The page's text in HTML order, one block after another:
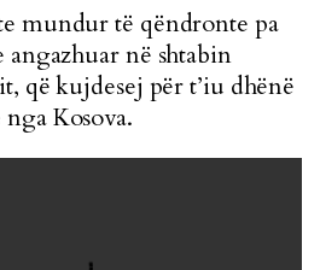
mundur të qëndronte pa
në shtabin
që kujdesej për t’iu dhënë
Kosova.